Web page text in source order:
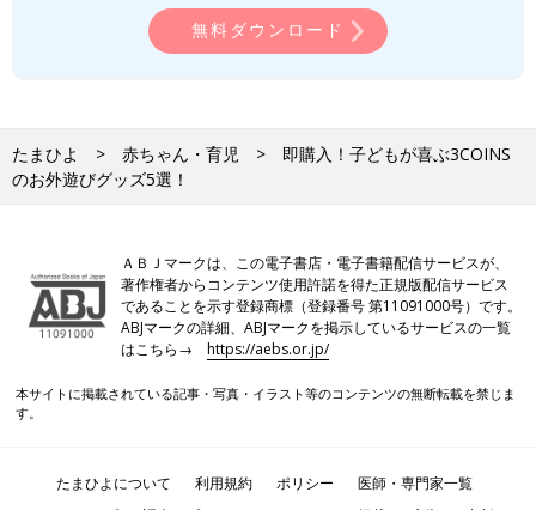
無料ダウンロード
たまひよ 赤ちゃん・育児
即購入！子どもが喜ぶ3COINS
のお外遊びグッズ5選！
ＡＢＪマークは、この電子書店・電子書籍配信サービスが、
著作権者からコンテンツ使用許諾を得た正規版配信サービス
であることを示す登録商標（登録番号 第11091000号）です。
ABJマークの詳細、ABJマークを掲示しているサービスの一覧
はこちら→https://aebs.or.jp/
本サイトに掲載されている記事・写真・イラスト等のコンテンツの無断転載を禁じま
す。
たまひよについて 利用規約 ポリシー
医師・専門家一覧